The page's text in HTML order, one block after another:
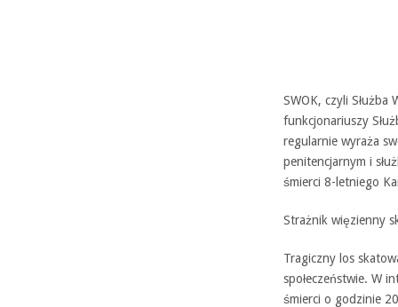
SWOK, czyli
funkcjonariuszy
regularnie wyraża
penitencjarnym i
śmierci 8-letniego
Strażnik więzienny
Tragiczny los
społeczeństwie. W
śmierci o godzinie